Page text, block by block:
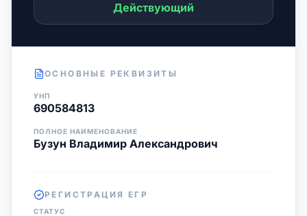
Действующий
ОСНОВНЫЕ РЕКВИЗИТЫ
УНП
690584813
ПОЛНОЕ НАИМЕНОВАНИЕ
Бузун Владимир Александрович
РЕГИСТРАЦИЯ ЕГР
СТАТУС